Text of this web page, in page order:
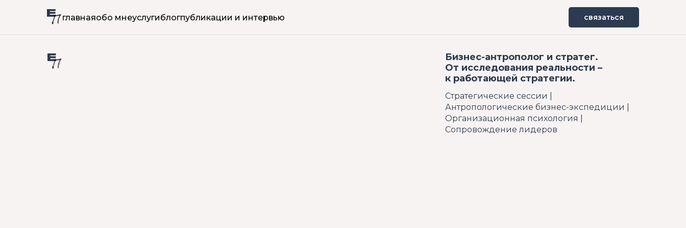
главнаяобо мнеуслугиблогпубликации и интервью связаться
Бизнес-антрополог и стратег.
От исследования реальности –
к работающей стратегии.
Стратегические сессии |
Антропологические бизнес-экспедиции |
Организационная психология |
Сопровождение лидеров